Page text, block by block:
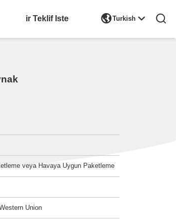
Bir Teklif Isteği Turkish 
veya Havaya Uygun Paketleme
Union